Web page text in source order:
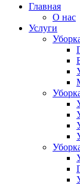
Главная
О нас
Услуги